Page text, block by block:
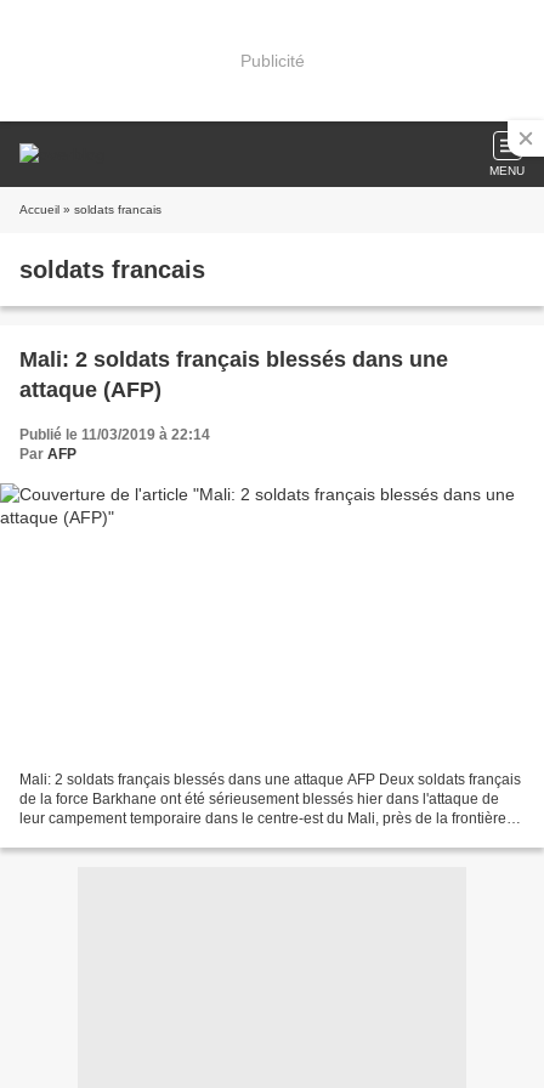
Publicité
MENU
Accueil » soldats francais
soldats francais
Mali: 2 soldats français blessés dans une
attaque (AFP)
Publié le 11/03/2019 à 22:14
Par AFP
Mali: 2 soldats français blessés dans une attaque AFP Deux soldats français
de la force Barkhane ont été sérieusement blessés hier dans l'attaque de
leur campement temporaire dans le centre-est du Mali, près de la frontière